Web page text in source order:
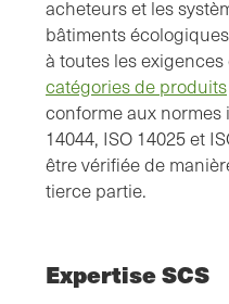
acheteurs et les
bâtiments
à toutes les exigences
catégories de produits
conforme aux normes
14044, ISO 14025 et
être vérifiée de
tierce partie.
Expertise SCS